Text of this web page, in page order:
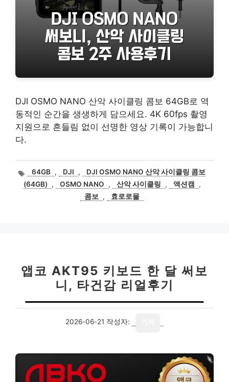
DJI OSMO NANO 산악 사이클링 콤보 64GB로 역
동적인 순간을 생생하게 담으세요. 4K 60fps 촬영
지원으로 흔들림 없이 선명한 영상 기록이 가능합니
다.
태
그
64GB , DJI ,
DJI OSMO NANO 산악 사이클링 콤보
(64GB)
, OSMO NANO , 산악 사이클링 , 액션캠
,
콤보 , 효로로몰
앱코 AKT95 키보드 한 달 써보
니, 타건감 리얼후기
2026-06-21 작성자: